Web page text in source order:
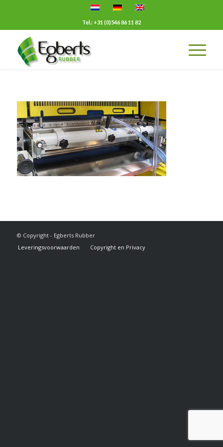
Tel.: +31 (0)546 86 11 82
© Copyright - Egberts Rubber
Leveringsvoorwaarden
Copyright en Privacy